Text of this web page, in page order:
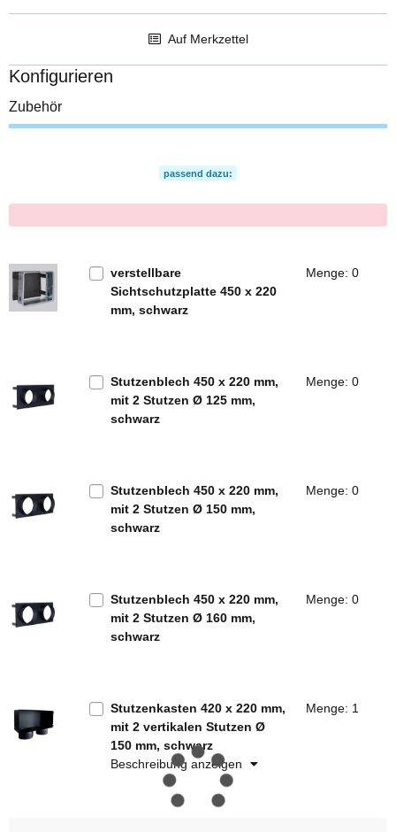
Auf Merkzettel
Konfigurieren
Zubehör
passend dazu:
verstellbare
Sichtschutzplatte 450 x 220
mm, schwarz
Menge: 0
Stutzenblech 450 x 220 mm,
mit 2 Stutzen Ø 125 mm,
schwarz
Menge: 0
Stutzenblech 450 x 220 mm,
mit 2 Stutzen Ø 150 mm,
schwarz
Menge: 0
Stutzenblech 450 x 220 mm,
mit 2 Stutzen Ø 160 mm,
schwarz
Menge: 0
Stutzenkasten 420 x 220 mm,
mit 2 vertikalen Stutzen Ø
150 mm, schwarz
Beschreibung anzeigen
Menge: 1